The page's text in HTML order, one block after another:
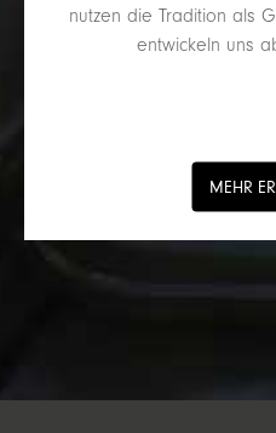
nutzen die Tradition als
entwickeln uns
MEHR